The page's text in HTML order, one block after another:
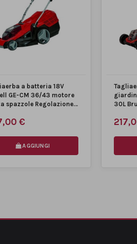
a batteria 18V
GE-CM 36/43 motore
spazzole Regolazione
€
AGGIUNGI
30L